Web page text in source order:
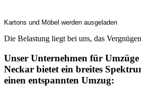
Kartons und Möbel werden ausgeladen
Die Belastung liegt bei uns, das
Unser Unternehmen für
Neckar bietet ein breites
einen entspannten Umzug: